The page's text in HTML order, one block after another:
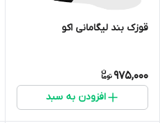
قوزک بند لیگامانی اکو
975,000
افزودن به سبد